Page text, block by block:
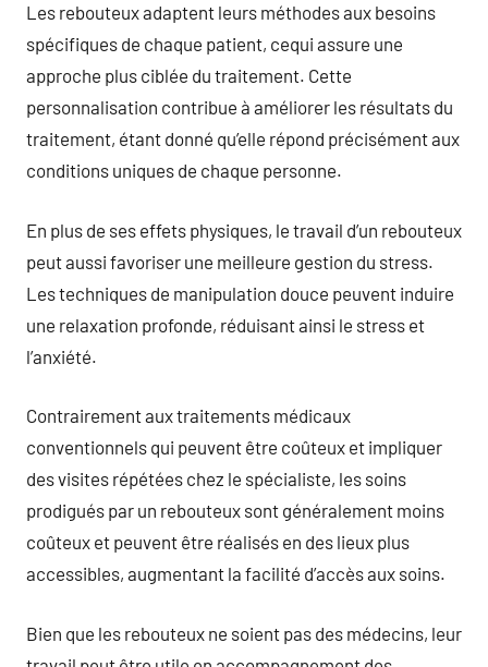
Les rebouteux adaptent leurs méthodes aux besoins
spécifiques de chaque patient, cequi assure une
approche plus ciblée du traitement. Cette
personnalisation contribue à améliorer les résultats du
traitement, étant donné qu’elle répond précisément aux
conditions uniques de chaque personne.
En plus de ses effets physiques, le travail d’un rebouteux
peut aussi favoriser une meilleure gestion du stress.
Les techniques de manipulation douce peuvent induire
une relaxation profonde, réduisant ainsi le stress et
l’anxiété.
Contrairement aux traitements médicaux
conventionnels qui peuvent être coûteux et impliquer
des visites répétées chez le spécialiste, les soins
prodigués par un rebouteux sont généralement moins
coûteux et peuvent être réalisés en des lieux plus
accessibles, augmentant la facilité d’accès aux soins.
Bien que les rebouteux ne soient pas des médecins, leur